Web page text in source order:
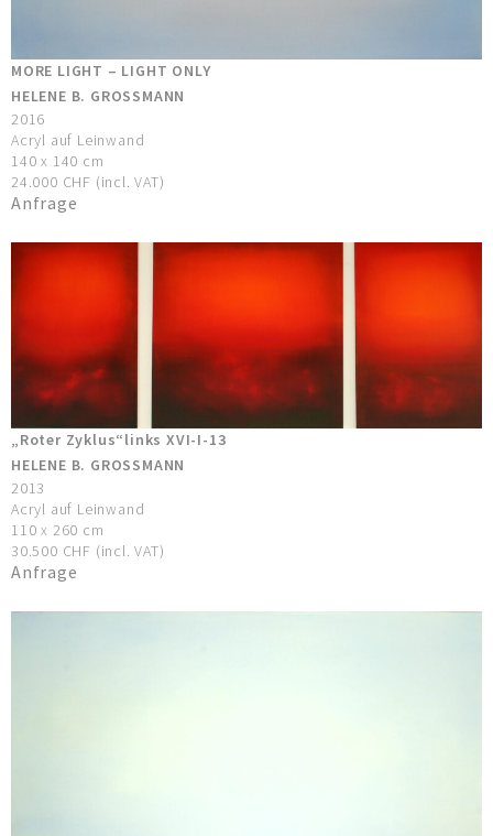
MORE LIGHT – LIGHT ONLY
HELENE B. GROSSMANN
2016
Acryl auf Leinwand
140 x 140 cm
24.000 CHF (incl. VAT)
Anfrage
„Roter Zyklus“links XVI-I-13
HELENE B. GROSSMANN
2013
Acryl auf Leinwand
110 x 260 cm
30.500 CHF (incl. VAT)
Anfrage